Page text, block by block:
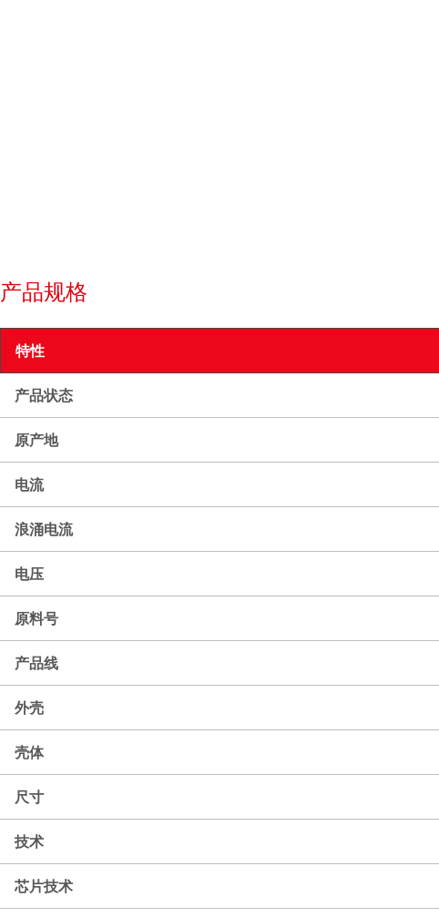
产品规格
特性
产品状态
原产地
电流
浪涌电流
电压
原料号
产品线
外壳
壳体
尺寸
技术
芯片技术